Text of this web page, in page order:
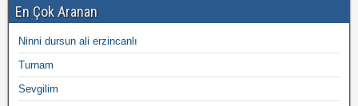
En Çok Aranan
Ninni dursun ali erzincanlı
Turnam
Sevgilim